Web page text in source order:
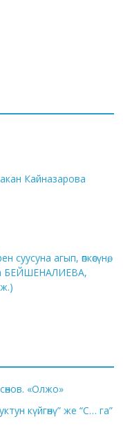
Кайназарова
суусуна агып, өпкөсүнө,
БЕЙШЕНАЛИЕВА,
«Олжо»
күйгөнү” же “С… га”